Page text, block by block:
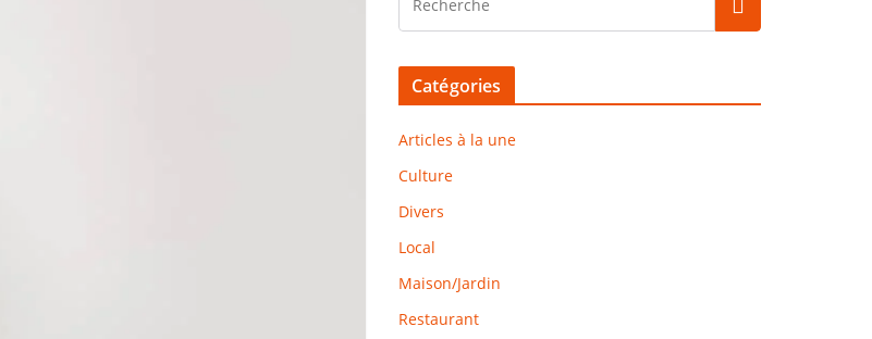
Catégories
Articles à la une
Culture
Divers
Local
Maison/Jardin
Restaurant